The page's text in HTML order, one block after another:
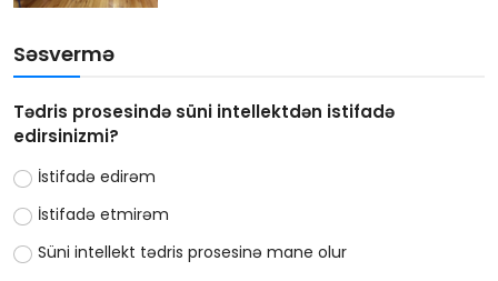
Səsvermə
Tədris prosesində süni intellektdən istifadə
edirsinizmi?
İstifadə edirəm
İstifadə etmirəm
Süni intellekt tədris prosesinə mane olur